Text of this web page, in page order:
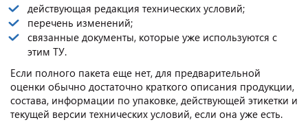
действующая редакция технических условий;
перечень изменений;
связанные документы, которые уже используются с
этим ТУ.
Если полного пакета еще нет, для предварительной
оценки обычно достаточно краткого описания продукции,
состава, информации по упаковке, действующей этикетки и
текущей версии технических условий, если она уже есть.